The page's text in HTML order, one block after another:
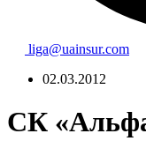
liga@uainsur.com
02.03.2012
СК